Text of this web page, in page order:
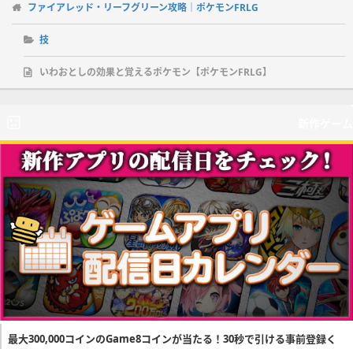
ファイアレッド・リーフグリーン攻略｜ポケモンFRLG
技
いわおとしの効果と覚えるポケモン【ポケモンFRLG】
最大300,000コインのGame8コインが当たる！30秒で引ける事前登録く